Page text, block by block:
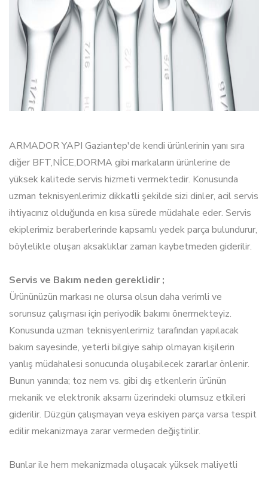
ARMADOR YAPI Gaziantep'de kendi ürünlerinin yanı sıra
diğer BFT,NİCE,DORMA gibi markaların ürünlerine de
yüksek kalitede servis hizmeti vermektedir. Konusunda
uzman teknisyenlerimiz dikkatli şekilde sizi dinler, acil servis
ihtiyacınız olduğunda en kısa sürede müdahale eder. Servis
ekiplerimiz beraberlerinde kapsamlı yedek parça bulundurur,
böylelikle oluşan aksaklıklar zaman kaybetmeden giderilir.
Servis ve Bakım neden gereklidir ;
Ürününüzün markası ne olursa olsun daha verimli ve
sorunsuz çalışması için periyodik bakımı önermekteyiz.
Konusunda uzman teknisyenlerimiz tarafından yapılacak
bakım sayesinde, yeterli bilgiye sahip olmayan kişilerin
yanlış müdahalesi sonucunda oluşabilecek zararlar önlenir.
Bunun yanında; toz nem vs. gibi dış etkenlerin ürünün
mekanik ve elektronik aksamı üzerindeki olumsuz etkileri
giderilir. Düzgün çalışmayan veya eskiyen parça varsa tespit
edilir mekanizmaya zarar vermeden değiştirilir.
Bunlar ile hem mekanizmada oluşacak yüksek maliyetli